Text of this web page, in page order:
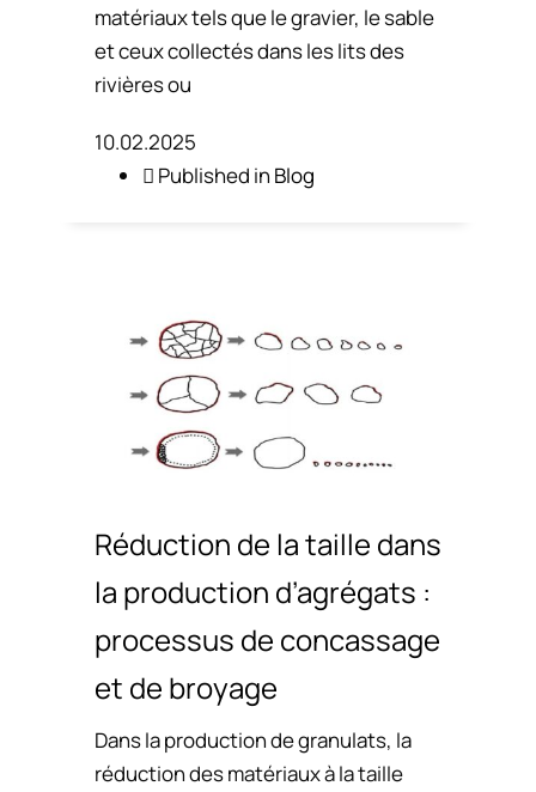
matériaux tels que le gravier, le sable
et ceux collectés dans les lits des
rivières ou
10.02.2025
Published in Blog
Réduction de la taille dans
la production d’agrégats :
processus de concassage
et de broyage
Dans la production de granulats, la
réduction des matériaux à la taille